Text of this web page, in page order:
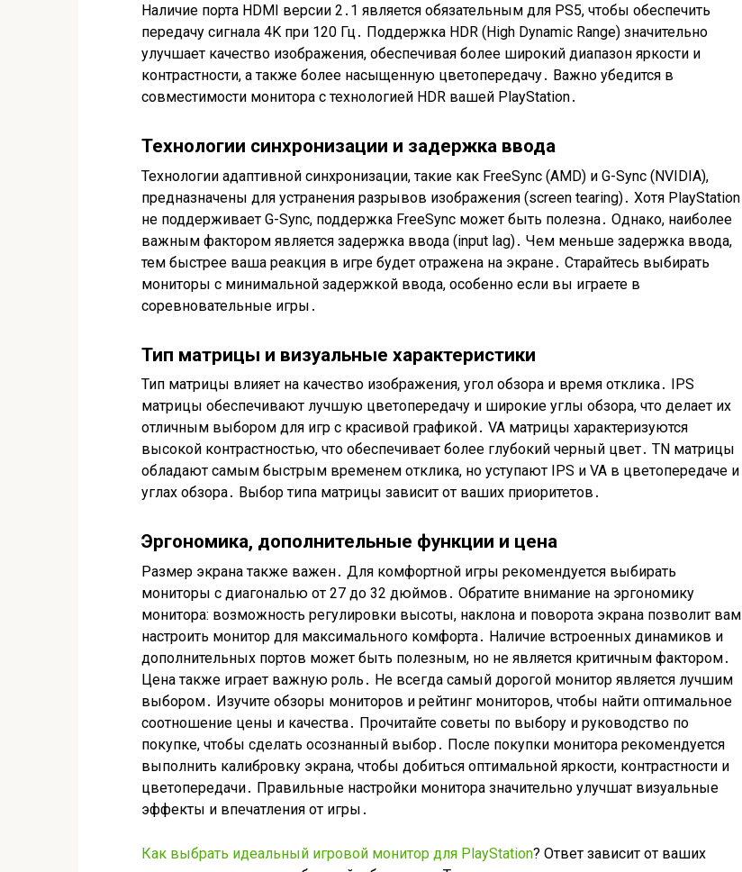
Наличие порта HDMI версии 2․1 является обязательным для PS5, чтобы обеспечить
передачу сигнала 4K при 120 Гц․ Поддержка HDR (High Dynamic Range) значительно
улучшает качество изображения, обеспечивая более широкий диапазон яркости и
контрастности, а также более насыщенную цветопередачу․ Важно убедится в
совместимости монитора с технологией HDR вашей PlayStation․
Технологии синхронизации и задержка ввода
Технологии адаптивной синхронизации, такие как FreeSync (AMD) и G-Sync (NVIDIA),
предназначены для устранения разрывов изображения (screen tearing)․ Хотя PlayStation
не поддерживает G-Sync, поддержка FreeSync может быть полезна․ Однако, наиболее
важным фактором является задержка ввода (input lag)․ Чем меньше задержка ввода,
тем быстрее ваша реакция в игре будет отражена на экране․ Старайтесь выбирать
мониторы с минимальной задержкой ввода, особенно если вы играете в
соревновательные игры․
Тип матрицы и визуальные характеристики
Тип матрицы влияет на качество изображения, угол обзора и время отклика․ IPS
матрицы обеспечивают лучшую цветопередачу и широкие углы обзора, что делает их
отличным выбором для игр с красивой графикой․ VA матрицы характеризуются
высокой контрастностью, что обеспечивает более глубокий черный цвет․ TN матрицы
обладают самым быстрым временем отклика, но уступают IPS и VA в цветопередаче и
углах обзора․ Выбор типа матрицы зависит от ваших приоритетов․
Эргономика, дополнительные функции и цена
Размер экрана также важен․ Для комфортной игры рекомендуется выбирать
мониторы с диагональю от 27 до 32 дюймов․ Обратите внимание на эргономику
монитора: возможность регулировки высоты, наклона и поворота экрана позволит вам
настроить монитор для максимального комфорта․ Наличие встроенных динамиков и
дополнительных портов может быть полезным, но не является критичным фактором․
Цена также играет важную роль․ Не всегда самый дорогой монитор является лучшим
выбором․ Изучите обзоры мониторов и рейтинг мониторов, чтобы найти оптимальное
соотношение цены и качества․ Прочитайте советы по выбору и руководство по
покупке, чтобы сделать осознанный выбор․ После покупки монитора рекомендуется
выполнить калибровку экрана, чтобы добиться оптимальной яркости, контрастности и
цветопередачи․ Правильные настройки монитора значительно улучшат визуальные
эффекты и впечатления от игры․
Как выбрать идеальный игровой монитор для PlayStation? Ответ зависит от ваших